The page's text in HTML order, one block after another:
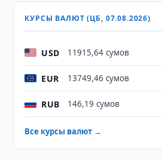
КУРСЫ ВАЛЮТ (ЦБ, 07.08.2026)
USD 11915,64 сумов
EUR 13749,46 сумов
RUB 146,19 сумов
Все курсы валют →